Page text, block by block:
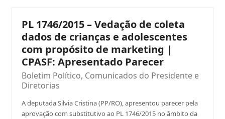
PL 1746/2015 – Vedação de coleta
dados de crianças e adolescentes
com propósito de marketing |
CPASF: Apresentado Parecer
Boletim Político, Comunicados do Presidente e
Diretorias
A deputada Silvia Cristina (PP/RO), apresentou parecer pela
aprovação com substitutivo ao PL 1746/2015 no âmbito da